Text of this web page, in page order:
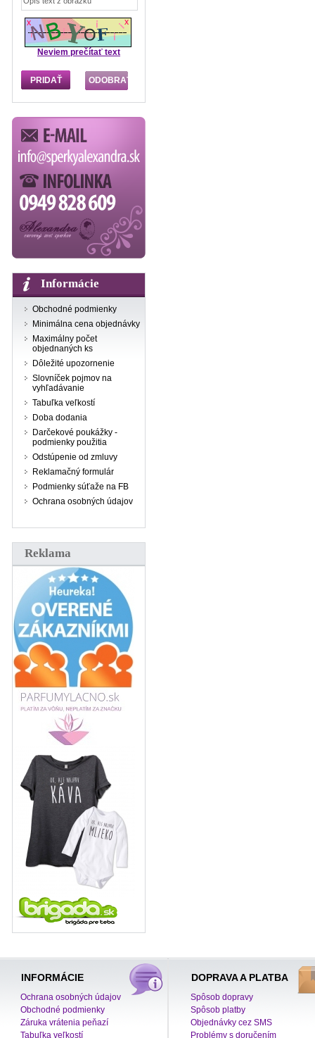
Neviem prečítať text
Informácie
Obchodné podmienky
Minimálna cena objednávky
Maximálny počet
objednaných ks
Dôležité upozornenie
Slovníček pojmov na
vyhľadávanie
Tabuľka veľkostí
Doba dodania
Darčekové poukážky -
podmienky použitia
Odstúpenie od zmluvy
Reklamačný formulár
Podmienky súťaže na FB
Ochrana osobných údajov
Reklama
INFORMÁCIE
Ochrana osobných údajov
Obchodné podmienky
Záruka vrátenia peňazí
Tabuľka veľkostí
DOPRAVA A PLATBA
Spôsob dopravy
Spôsob platby
Objednávky cez SMS
Problémy s doručením